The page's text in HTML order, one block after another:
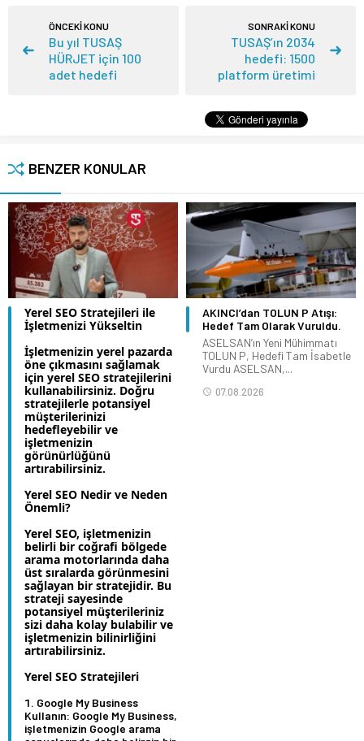
ÖNCEKİ KONU
Bu yıl TUSAŞ
HÜRJET için 100
adet hedefi
SONRAKİ KONU
TUSAŞ’ın 2034
hedefi: 1500
platform üretimi
BENZER KONULAR
Yerel SEO Stratejileri ile
İşletmenizi Yükseltin
İşletmenizin yerel pazarda
öne çıkmasını sağlamak
için yerel SEO stratejilerini
kullanabilirsiniz. Doğru
stratejilerle potansiyel
müşterilerinizi
hedefleyebilir ve
işletmenizin
görünürlüğünü
artırabilirsiniz.
Yerel SEO Nedir ve Neden
Önemli?
Yerel SEO, işletmenizin
belirli bir coğrafi bölgede
arama motorlarında daha
üst sıralarda görünmesini
sağlayan bir stratejidir. Bu
strateji sayesinde
potansiyel müşterileriniz
sizi daha kolay bulabilir ve
işletmenizin bilinirliğini
artırabilirsiniz.
Yerel SEO Stratejileri
Google My Business
Kullanın: Google My Business,
işletmenizin Google arama
AKINCI’dan TOLUN P Atışı:
Hedef Tam Olarak Vuruldu.
ASELSAN’ın Yeni Mühimmatı
TOLUN P, Hedefi Tam İsabetle
Vurdu ASELSAN,...
07.08.2026